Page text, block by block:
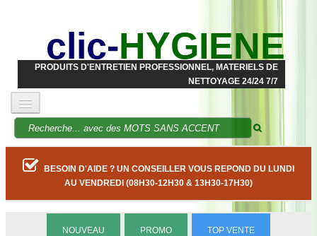
clic-HYGIENE
PRODUITS D'ENTRETIEN PROFESSIONNEL, MATERIELS DE
NETTOYAGE 24/24 7/7
BESOIN D'AIDE ? UN CONSEILLER VOUS REPOND DU LUNDI
AU VENDREDI (08H30-12H30 & 13H30-17H30)
NOUVEAU PROMO TOP VENTE